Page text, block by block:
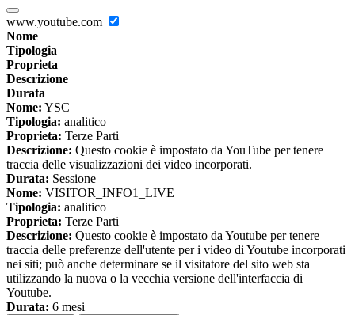
www.youtube.com
Nome
Tipologia
Proprieta
Descrizione
Durata
Nome: YSC
Tipologia: analitico
Proprieta: Terze Parti
Descrizione: Questo cookie è impostato da YouTube per tenere
traccia delle visualizzazioni dei video incorporati.
Durata: Sessione
Nome: VISITOR_INFO1_LIVE
Tipologia: analitico
Proprieta: Terze Parti
Descrizione: Questo cookie è impostato da Youtube per tenere
traccia delle preferenze dell'utente per i video di Youtube incorporati
nei siti; può anche determinare se il visitatore del sito web sta
utilizzando la nuova o la vecchia versione dell'interfaccia di
Youtube.
Durata: 6 mesi